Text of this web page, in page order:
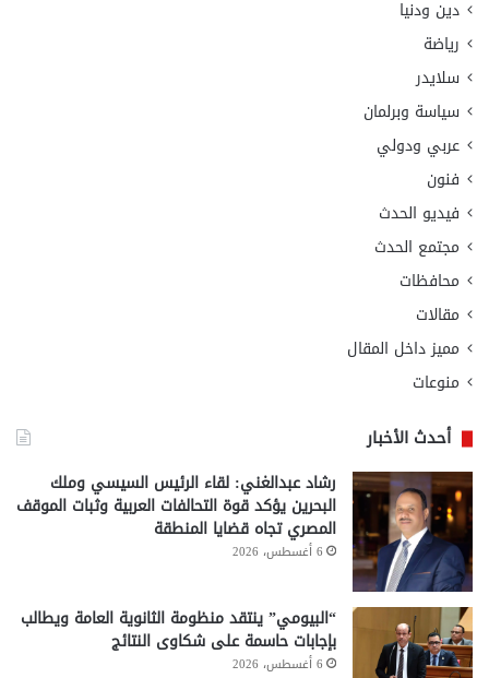
دين ودنيا
رياضة
سلايدر
سياسة وبرلمان
عربي ودولي
فنون
فيديو الحدث
مجتمع الحدث
محافظات
مقالات
مميز داخل المقال
منوعات
أحدث الأخبار
رشاد عبدالغني: لقاء الرئيس السيسي وملك
البحرين يؤكد قوة التحالفات العربية وثبات الموقف
المصري تجاه قضايا المنطقة
6 أغسطس، 2026
“البيومي” ينتقد منظومة الثانوية العامة ويطالب
بإجابات حاسمة على شكاوى النتائج
6 أغسطس، 2026